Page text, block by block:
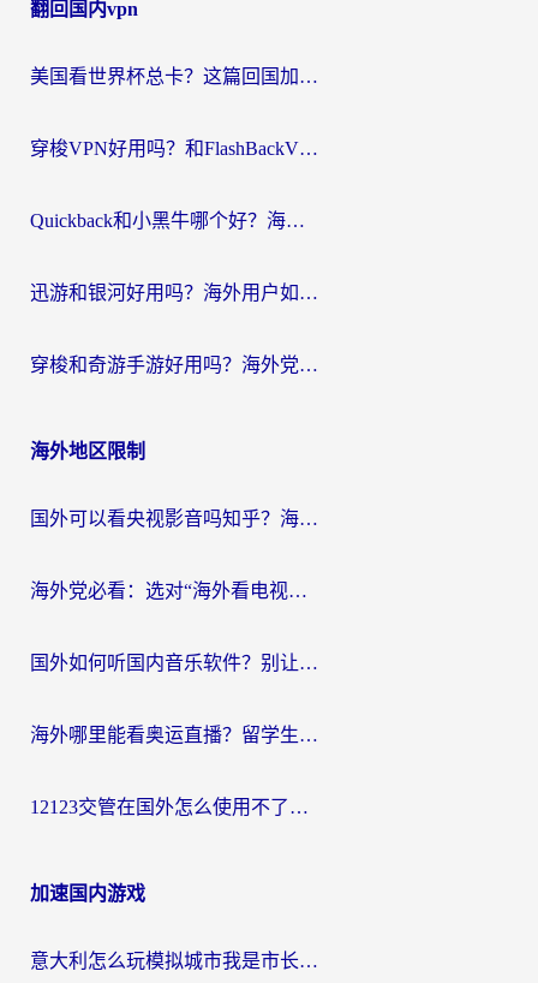
导
翻回国内vpn
美国看世界杯总卡？这篇回国加速器指南帮你无缝刷国内资源（附苹果手机VPN设置步骤）
穿梭VPN好用吗？和FlashBackVPN对比哪个回国效果更好？
Quickback和小黑牛哪个好？海外党亲测指南，选对回国加速器秒回国内
迅游和银河好用吗？海外用户如何选择回国加速器实现无缝访问国内资源
穿梭和奇游手游好用吗？海外党亲测3款回国加速器，附蜜蜂加速器七天试用攻略
海外地区限制
国外可以看央视影音吗知乎？海外党亲测有效的回国加速方案
海外党必看：选对“海外看电视剧软件”，再也不用愁国内剧刷不了
国外如何听国内音乐软件？别让地域限制，断了你的中文歌单
海外哪里能看奥运直播？留学生&海外华人必看的体育赛事观赛终极指南
12123交管在国外怎么使用不了？海外华人必看的无缝访问国内资源指南
加速国内游戏
意大利怎么玩模拟城市我是市长？海外党国服游戏加速终极攻略（附三国3量子特攻解决办法）